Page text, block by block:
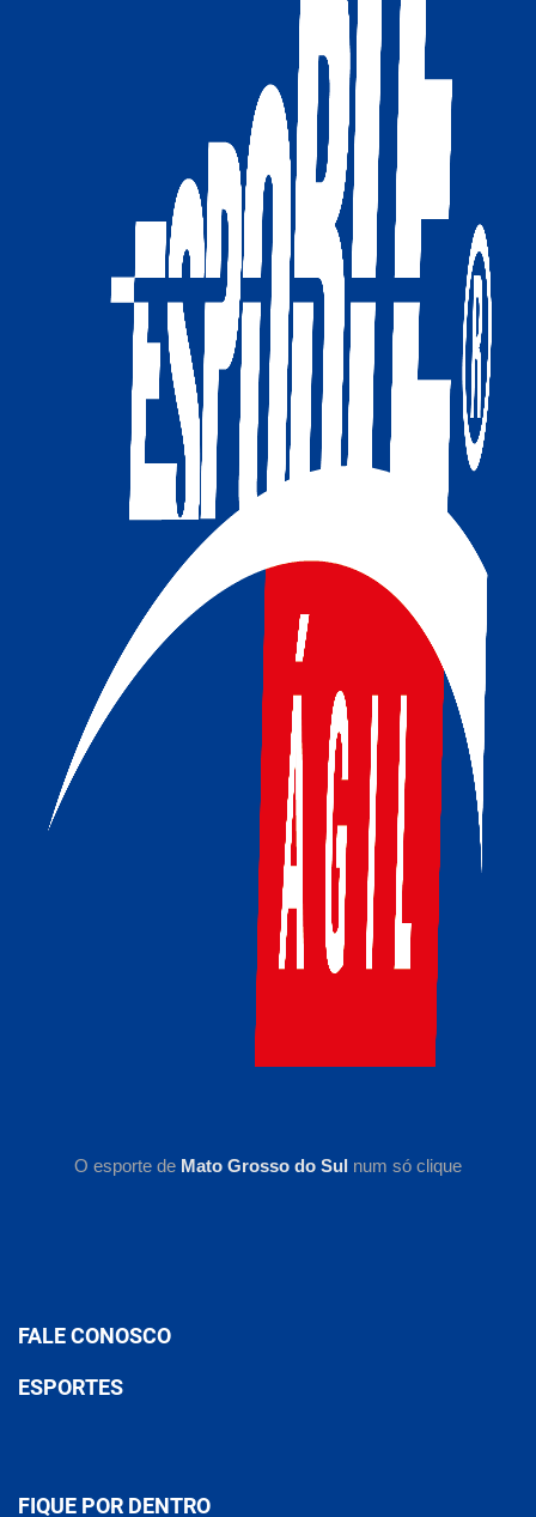
O esporte de Mato Grosso do Sul num só clique
FALE CONOSCO
ESPORTES
FIQUE POR DENTRO